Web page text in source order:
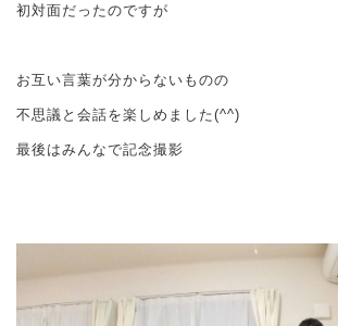
初対面だったのですが
お互い言葉が分からないものの
不思議と会話を楽しめました(^^)
最後はみんなで記念撮影